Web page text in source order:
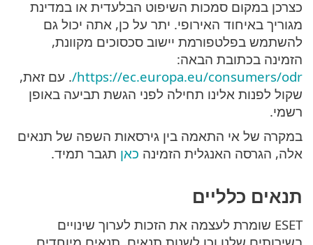
כצרכן במקום סמכות השיפוט הבלעדית או במדינת
מגוריך באיחוד האירופי. יתר על כן, אתה יכול גם
להשתמש בפלטפורמת יישוב סכסוכים מקוונת,
הזמינה בכתובת הבאה:
https://ec.europa.eu/consumers/odr/ . עם זאת,
שקול לפנות אלינו תחילה לפני הגשת תביעה באופן
רשמי.
במקרה של אי התאמה בין גירסאות השפה של תנאים
אלה, הגרסה האנגלית הזמינה כאן תגבר תמיד.
תנאים כלליים
ESET שומרת לעצמה את הזכות לערוך שינויים